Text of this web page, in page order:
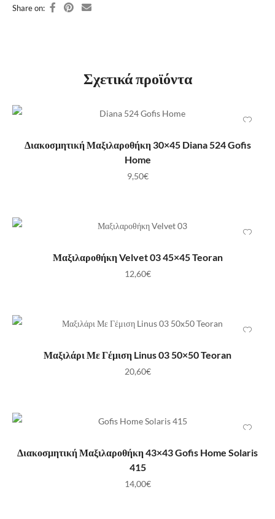
Share on:
Σχετικά προϊόντα
ΠΡΟΣΘΉΚΗ ΣΤΟ ΚΑΛΆΘΙ
Διακοσμητική Μαξιλαροθήκη 30×45 Diana 524 Gofis
Home
9,50€
ΠΡΟΣΘΉΚΗ ΣΤΟ ΚΑΛΆΘΙ
Μαξιλαροθήκη Velvet 03 45×45 Teoran
12,60€
ΠΡΟΣΘΉΚΗ ΣΤΟ ΚΑΛΆΘΙ
Μαξιλάρι Με Γέμιση Linus 03 50×50 Teoran
20,60€
ΠΡΟΣΘΉΚΗ ΣΤΟ ΚΑΛΆΘΙ
Διακοσμητική Μαξιλαροθήκη 43×43 Gofis Home Solaris
415
14,00€